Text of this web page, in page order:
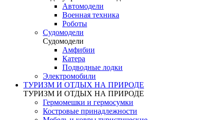
Автомодели
Военная техника
Роботы
Судомодели
Судомодели
Амфибии
Катера
Подводные лодки
Электромобили
ТУРИЗМ И ОТДЫХ НА ПРИРОДЕ
ТУРИЗМ И ОТДЫХ НА ПРИРОДЕ
Гермомешки и гермосумки
Костровые принадлежности